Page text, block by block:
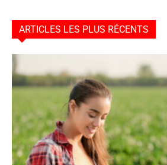
ARTICLES LES PLUS RÉCENTS